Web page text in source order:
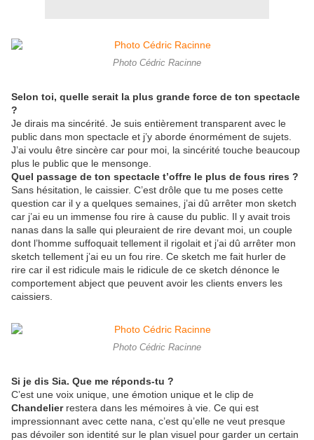
Photo Cédric Racinne
Selon toi, quelle serait la plus grande force de ton spectacle
?
Je dirais ma sincérité. Je suis entièrement transparent avec le
public dans mon spectacle et j’y aborde énormément de sujets.
J’ai voulu être sincère car pour moi, la sincérité touche beaucoup
plus le public que le mensonge.
Quel passage de ton spectacle t’offre le plus de fous rires ?
Sans hésitation, le caissier. C’est drôle que tu me poses cette
question car il y a quelques semaines, j’ai dû arrêter mon sketch
car j’ai eu un immense fou rire à cause du public. Il y avait trois
nanas dans la salle qui pleuraient de rire devant moi, un couple
dont l’homme suffoquait tellement il rigolait et j’ai dû arrêter mon
sketch tellement j’ai eu un fou rire. Ce sketch me fait hurler de
rire car il est ridicule mais le ridicule de ce sketch dénonce le
comportement abject que peuvent avoir les clients envers les
caissiers.
Photo Cédric Racinne
Si je dis Sia. Que me réponds-tu ?
C’est une voix unique, une émotion unique et le clip de
Chandelier restera dans les mémoires à vie. Ce qui est
impressionnant avec cette nana, c’est qu’elle ne veut presque
pas dévoiler son identité sur le plan visuel pour garder un certain